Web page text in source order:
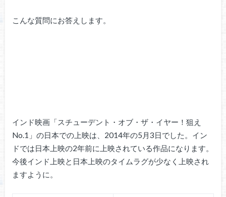
こんな質問にお答えします。
インド映画「スチューデント・オブ・ザ・イヤー！狙え
No.1」の日本での上映は、2014年の5月3日でした。イン
ドでは日本上映の2年前に上映されている作品になります。
今後インド上映と日本上映のタイムラグが少なく上映され
ますように。